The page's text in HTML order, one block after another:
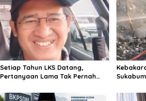
s
i
p
o
s
Setiap Tahun LKS Datang,
Pertanyaan Lama Tak Pernah